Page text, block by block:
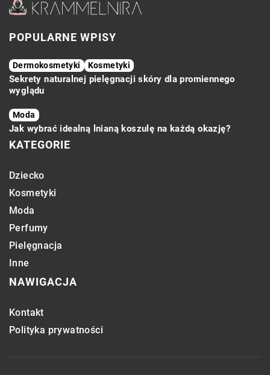
POPULARNE WPISY
Dermokosmetyki Kosmetyki
Sekrety naturalnej pielęgnacji skóry dla promiennego
wyglądu
Moda
Jak wybrać idealną lnianą koszulę na każdą okazję?
KATEGORIE
Dziecko
Kosmetyki
Moda
Perfumy
Pielęgnacja
Inne
NAWIGACJA
Kontakt
Polityka prywatności